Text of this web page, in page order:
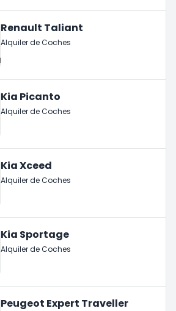
Renault Taliant
Alquiler de Coches
Kia Picanto
Alquiler de Coches
Kia Xceed
Alquiler de Coches
Kia Sportage
Alquiler de Coches
Peugeot Expert Traveller